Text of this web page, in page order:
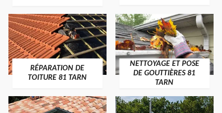
RÉPARATION DE
TOITURE 81 TARN
NETTOYAGE ET POSE
DE GOUTTIÈRES 81
TARN